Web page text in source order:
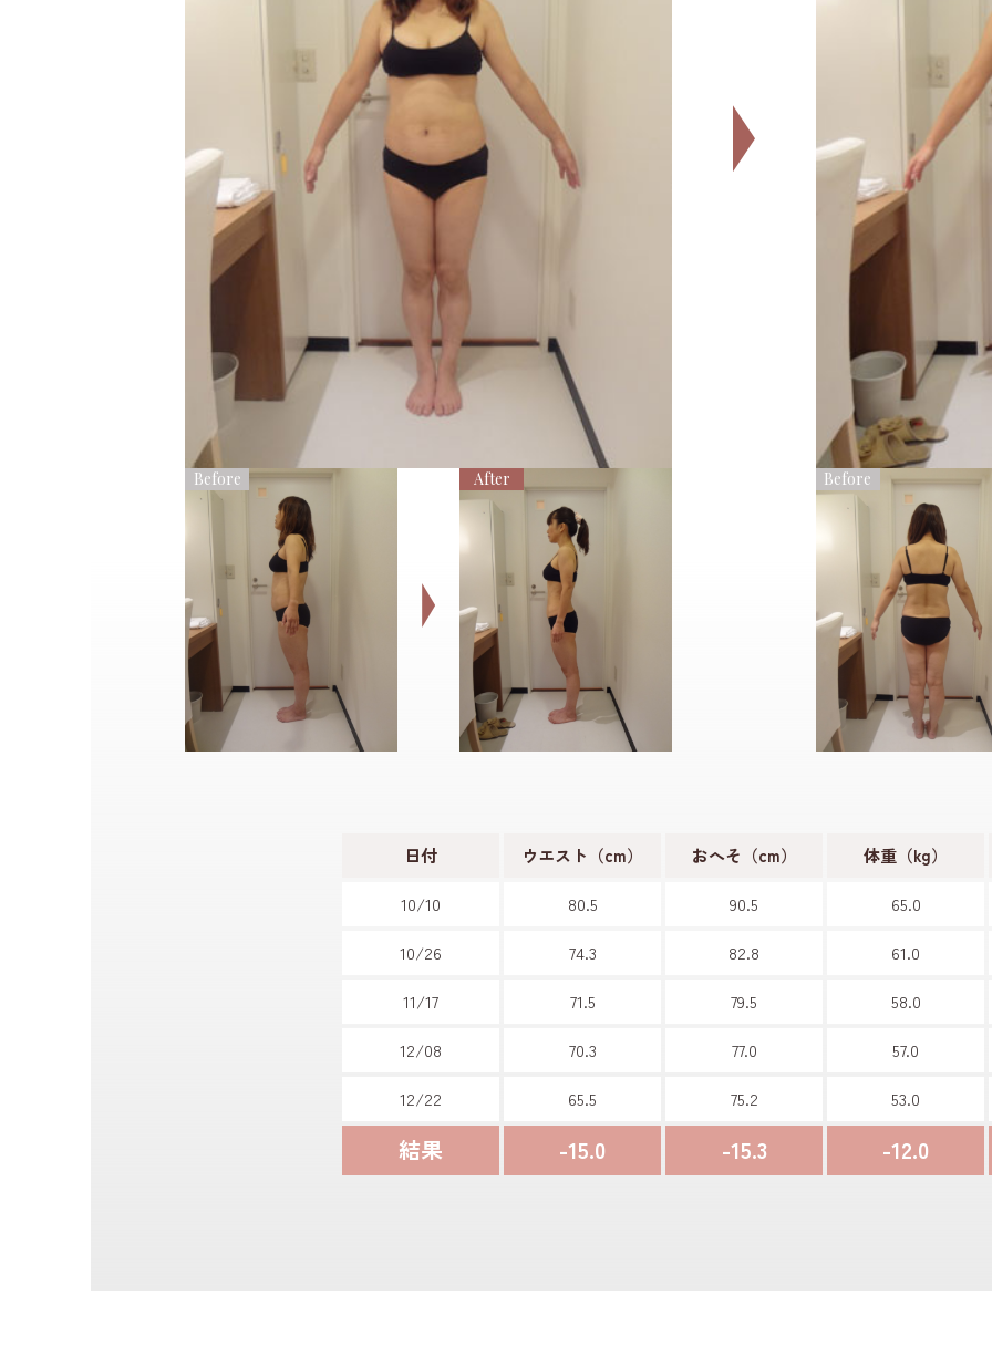
Before After Before
日付 ウエスト（cm） おへそ（cm） 体重（kg）
10/10 80.5 90.5 65.0
10/26 74.3 82.8 61.0
11/17 71.5 79.5 58.0
12/08 70.3 77.0 57.0
12/22 65.5 75.2 53.0
結果 -15.0 -15.3 -12.0